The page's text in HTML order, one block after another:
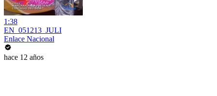
1:38
EN_051213_JULI
Enlace Nacional
hace 12 años